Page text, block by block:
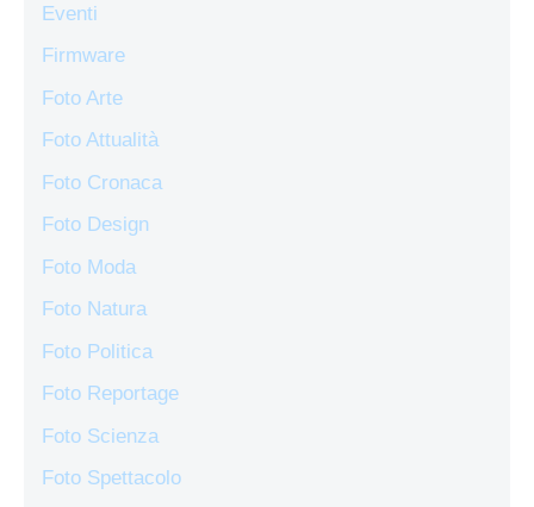
Eventi
Firmware
Foto Arte
Foto Attualità
Foto Cronaca
Foto Design
Foto Moda
Foto Natura
Foto Politica
Foto Reportage
Foto Scienza
Foto Spettacolo